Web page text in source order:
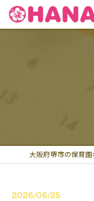
2026/06/25